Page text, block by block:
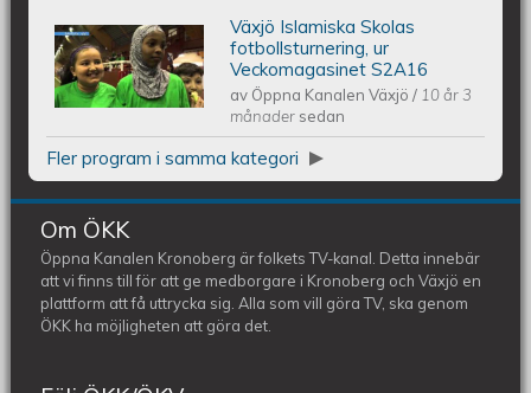
och internet
Växjö Islamiska Skolas
fotbollsturnering, ur Veckomagasinet
S2A16
Växjö Islamiska Skolas
fotbollsturnering, ur
Veckomagasinet S2A16
av Öppna Kanalen Växjö/ 10 år 3
månader sedan
Fler program i samma kategori
Om ÖKK
Öppna Kanalen Kronoberg är folkets TV-kanal. Detta innebär
att vi finns till för att ge medborgare i Kronoberg och Växjö en
plattform att få uttrycka sig. Alla som vill göra TV, ska genom
ÖKK ha möjligheten att göra det.